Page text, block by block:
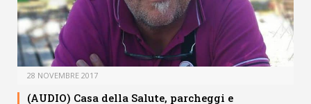
28 NOVEMBRE 2017
(AUDIO) Casa della Salute, parcheggi e